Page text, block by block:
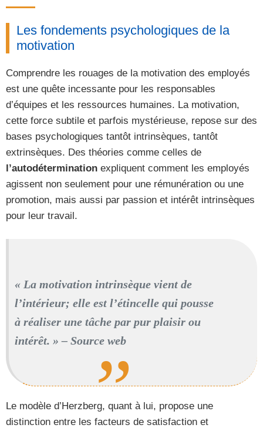
Les fondements psychologiques de la
motivation
Comprendre les rouages de la motivation des employés
est une quête incessante pour les responsables
d’équipes et les ressources humaines. La motivation,
cette force subtile et parfois mystérieuse, repose sur des
bases psychologiques tantôt intrinsèques, tantôt
extrinsèques. Des théories comme celles de
l’autodétermination expliquent comment les employés
agissent non seulement pour une rémunération ou une
promotion, mais aussi par passion et intérêt intrinsèques
pour leur travail.
« La motivation intrinsèque vient de
l’intérieur; elle est l’étincelle qui pousse
à réaliser une tâche par pur plaisir ou
intérêt. » – Source web
Le modèle d’Herzberg, quant à lui, propose une
distinction entre les facteurs de satisfaction et